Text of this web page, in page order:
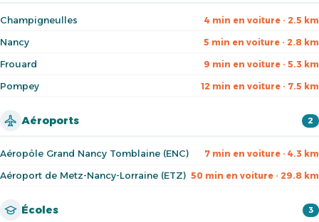
Champigneulles 4 min en voiture · 2.5 km
Nancy 5 min en voiture · 2.8 km
Frouard 9 min en voiture · 5.3 km
Pompey 12 min en voiture · 7.5 km
Aéroports 2
Aéropôle Grand Nancy Tomblaine (ENC) 7 min en voiture · 4.3 km
Aéroport de Metz-Nancy-Lorraine (ETZ) 50 min en voiture · 29.8 km
Écoles 3